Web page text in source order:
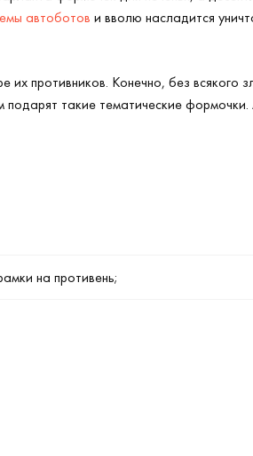
автоботов и вволю насладится
противников. Конечно, без всякого
такие тематические
на противень;